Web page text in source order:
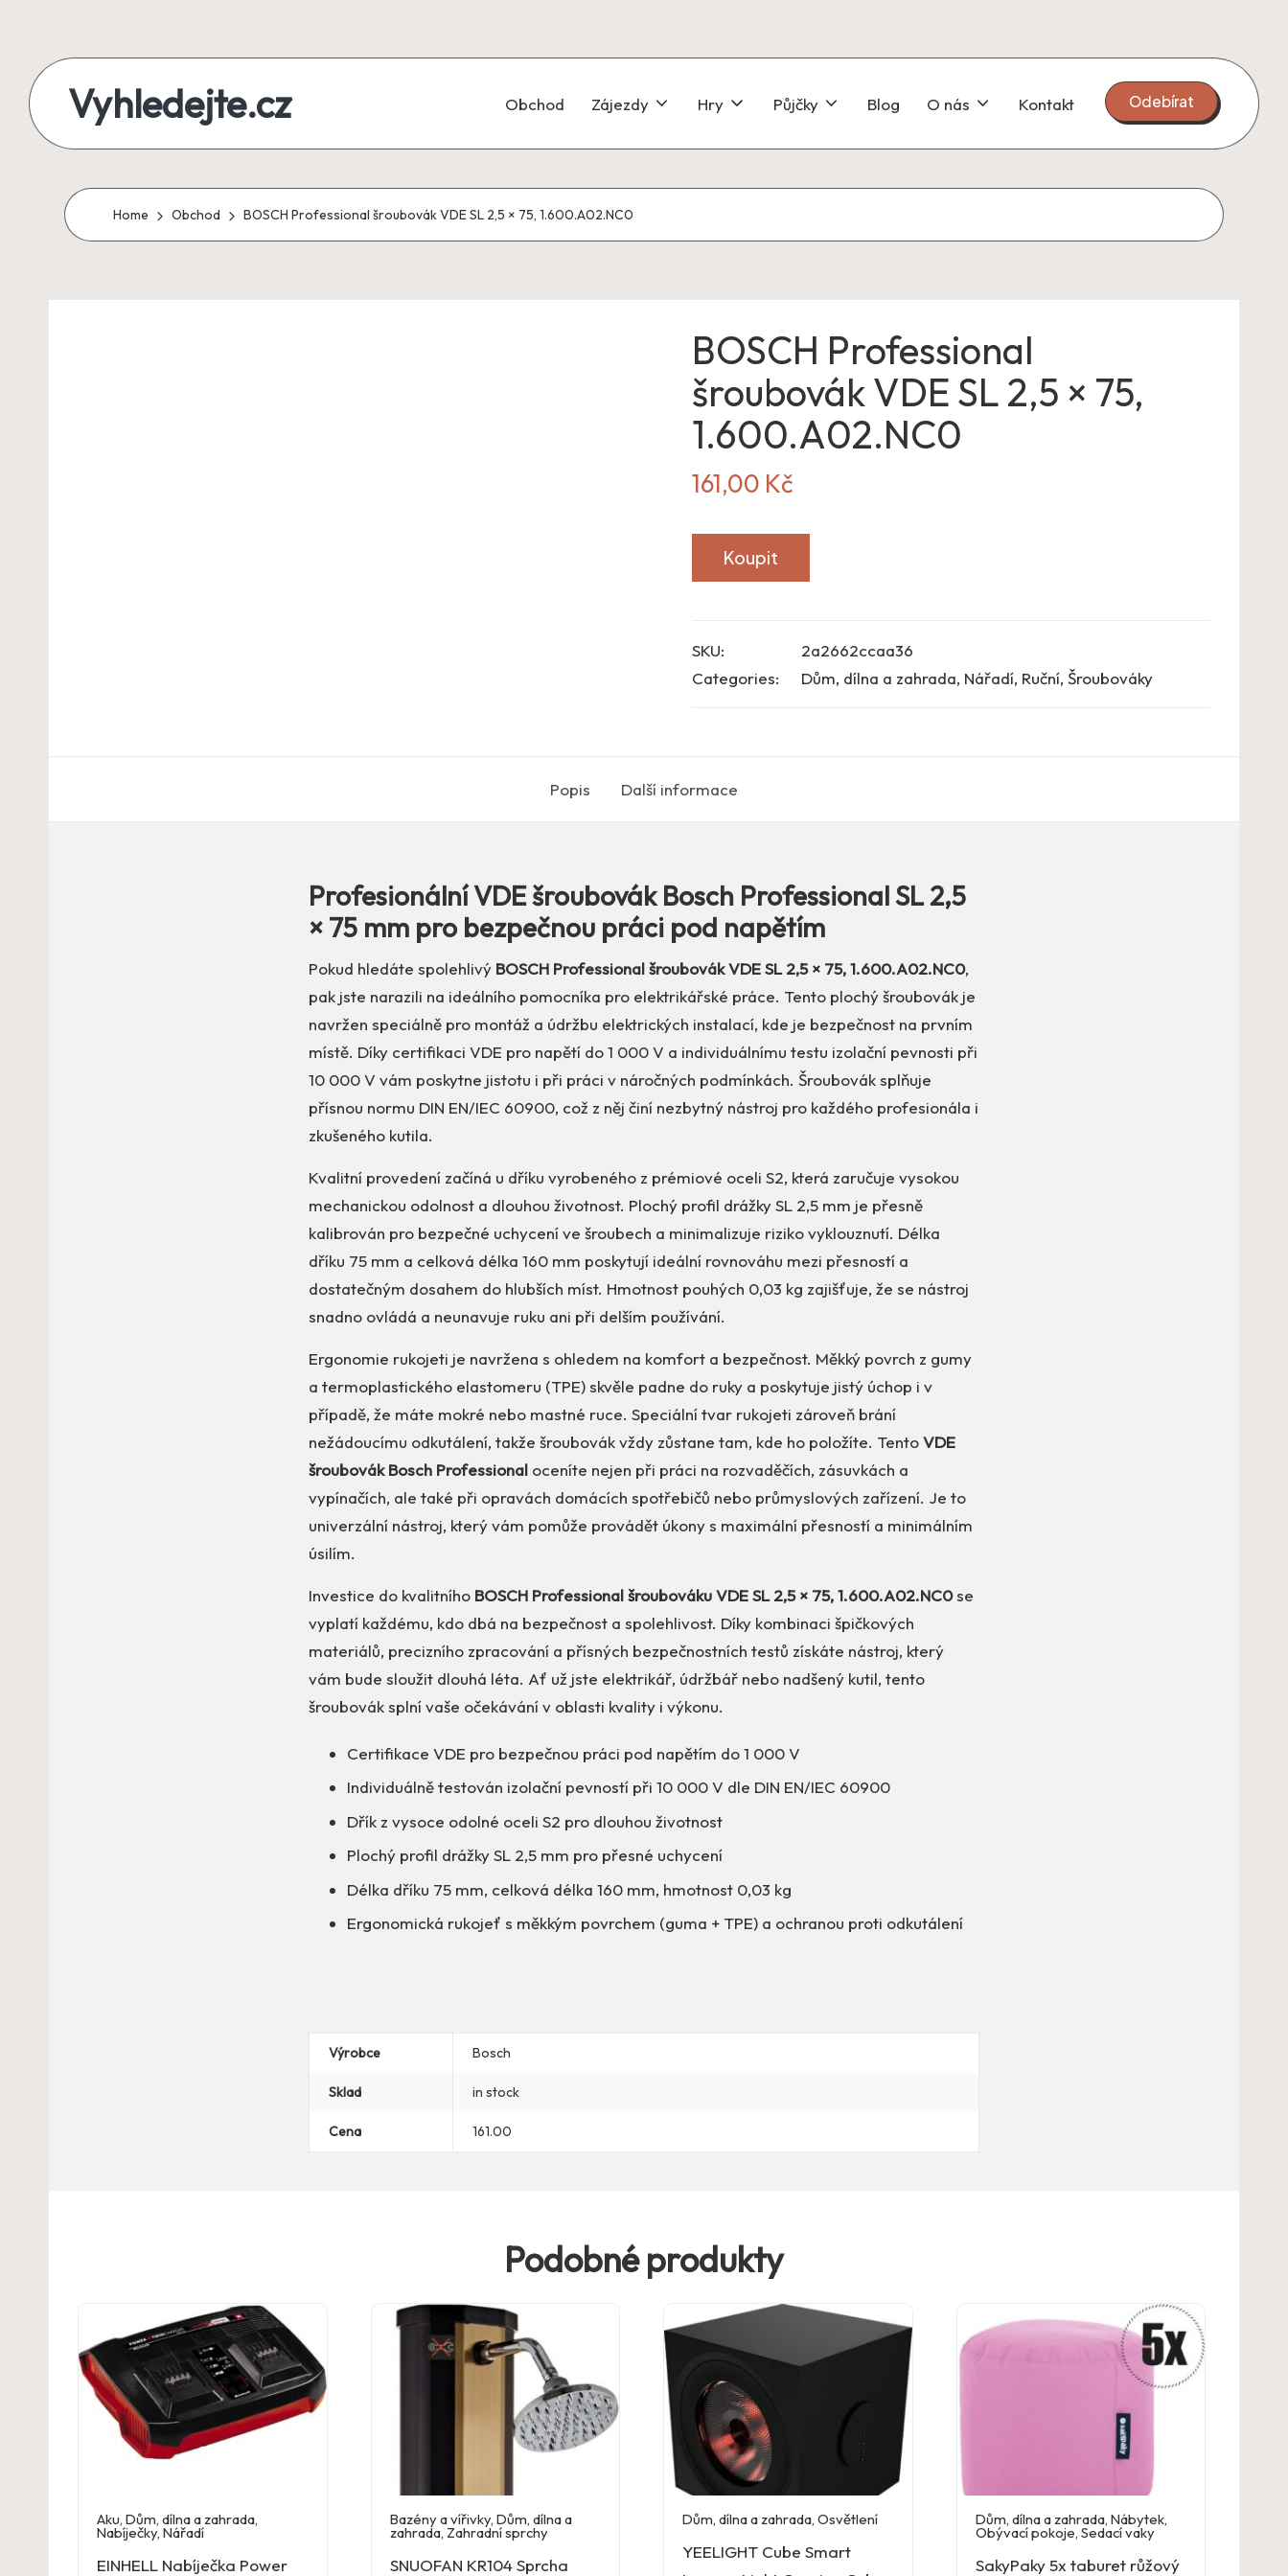
content
Vyhledejte.cz
produkty
i
Obchod Zájezdy Hry Půjčky Blog O nás Kontakt Odebírat
Home Obchod BOSCH Professional šroubovák VDE SL 2,5 × 75, 1.600.A02.NC0
BOSCH Professional
šroubovák VDE SL 2,5 × 75,
1.600.A02.NC0
161,00 Kč
Koupit
SKU:
2a2662ccaa36
Categories:
Dům, dílna a zahrada, Nářadí, Ruční, Šroubováky
Popis Další informace
Profesionální VDE šroubovák Bosch Professional SL 2,5
× 75 mm pro bezpečnou práci pod napětím
Pokud hledáte spolehlivý BOSCH Professional šroubovák VDE SL 2,5 × 75, 1.600.A02.NC0,
pak jste narazili na ideálního pomocníka pro elektrikářské práce. Tento plochý šroubovák je
navržen speciálně pro montáž a údržbu elektrických instalací, kde je bezpečnost na prvním
místě. Díky certifikaci VDE pro napětí do 1 000 V a individuálnímu testu izolační pevnosti při
10 000 V vám poskytne jistotu i při práci v náročných podmínkách. Šroubovák splňuje
přísnou normu DIN EN/IEC 60900, což z něj činí nezbytný nástroj pro každého profesionála i
zkušeného kutila.
Kvalitní provedení začíná u dříku vyrobeného z prémiové oceli S2, která zaručuje vysokou
mechanickou odolnost a dlouhou životnost. Plochý profil drážky SL 2,5 mm je přesně
kalibrován pro bezpečné uchycení ve šroubech a minimalizuje riziko vyklouznutí. Délka
dříku 75 mm a celková délka 160 mm poskytují ideální rovnováhu mezi přesností a
dostatečným dosahem do hlubších míst. Hmotnost pouhých 0,03 kg zajišťuje, že se nástroj
snadno ovládá a neunavuje ruku ani při delším používání.
Ergonomie rukojeti je navržena s ohledem na komfort a bezpečnost. Měkký povrch z gumy
a termoplastického elastomeru (TPE) skvěle padne do ruky a poskytuje jistý úchop i v
případě, že máte mokré nebo mastné ruce. Speciální tvar rukojeti zároveň brání
nežádoucímu odkutálení, takže šroubovák vždy zůstane tam, kde ho položíte. TentoVDE
šroubovák Bosch Professional oceníte nejen při práci na rozvaděčích, zásuvkách a
vypínačích, ale také při opravách domácích spotřebičů nebo průmyslových zařízení. Je to
univerzální nástroj, který vám pomůže provádět úkony s maximální přesností a minimálním
úsilím.
Investice do kvalitního BOSCH Professional šroubováku VDE SL 2,5 × 75, 1.600.A02.NC0se
vyplatí každému, kdo dbá na bezpečnost a spolehlivost. Díky kombinaci špičkových
materiálů, precizního zpracování a přísných bezpečnostních testů získáte nástroj, který
vám bude sloužit dlouhá léta. Ať už jste elektrikář, údržbář nebo nadšený kutil, tento
šroubovák splní vaše očekávání v oblasti kvality i výkonu.
Certifikace VDE pro bezpečnou práci pod napětím do 1 000 V
Individuálně testován izolační pevností při 10 000 V dle DIN EN/IEC 60900
Dřík z vysoce odolné oceli S2 pro dlouhou životnost
Plochý profil drážky SL 2,5 mm pro přesné uchycení
Délka dříku 75 mm, celková délka 160 mm, hmotnost 0,03 kg
Ergonomická rukojeť s měkkým povrchem (guma + TPE) a ochranou proti odkutálení
Výrobce Bosch
Sklad in stock
Cena 161.00
Podobné produkty
Aku, Dům, dílna a zahrada,
Nabíječky, Nářadí
EINHELL Nabíječka Power
Bazény a vířivky, Dům, dílna a
zahrada, Zahradní sprchy
SNUOFAN KR104 Sprcha
Dům, dílna a zahrada,Osvětlení
YEELIGHT Cube Smart
Dům, dílna a zahrada, Nábytek,
Obývací pokoje, Sedací vaky
SakyPaky 5x taburet růžový